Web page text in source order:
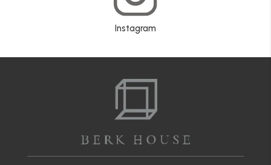
Instagram